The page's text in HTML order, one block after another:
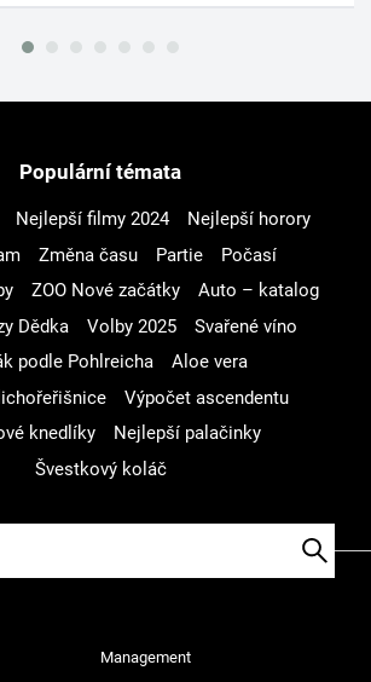
Populární témata
Nejlepší filmy 2024
Nejlepší horory
Změna času Partie
Počasí
ZOO Nové začátky
Auto – katalog
Dědka
Volby 2025
Svařené víno
podle Pohlreicha
Aloe vera
Výpočet ascendentu
knedlíky
Nejlepší palačinky
Švestkový koláč
Management